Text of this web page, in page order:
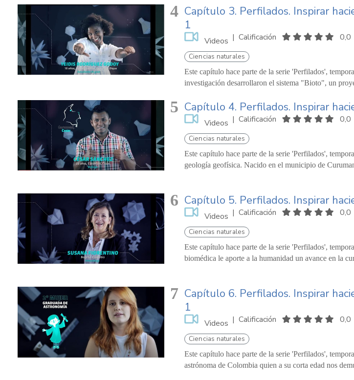
4 Capítulo 3. Perfilados. Inspirar
1
Videos | Calificación 0,0
Ciencias naturales
Este capítulo hace parte de la serie 'Perfilados',
investigación desarrollaron el sistema "Bioto", un
5 Capítulo 4. Perfilados. Inspirar
Videos | Calificación 0,0
Ciencias naturales
Este capítulo hace parte de la serie 'Perfilados',
geología geofísica. Nacido en el municipio de
6 Capítulo 5. Perfilados. Inspirar
Videos | Calificación 0,0
Ciencias naturales
Este capítulo hace parte de la serie 'Perfilados',
biomédica le aporte a la humanidad un avance en la
7 Capítulo 6. Perfilados. Inspirar
1
Videos | Calificación 0,0
Ciencias naturales
Este capítulo hace parte de la serie 'Perfilados',
astrónoma de Colombia quien a su corta edad nos